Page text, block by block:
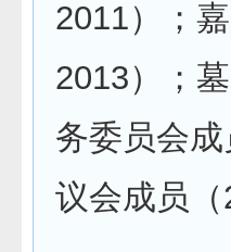
2011）；
2013）；
务委员会
议会成员（